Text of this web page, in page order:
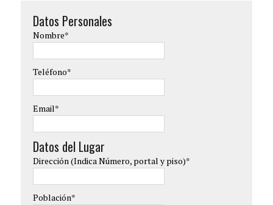
Datos Personales
Nombre*
Teléfono*
Email*
Datos del Lugar
Dirección (Indica Número, portal y piso)*
Población*